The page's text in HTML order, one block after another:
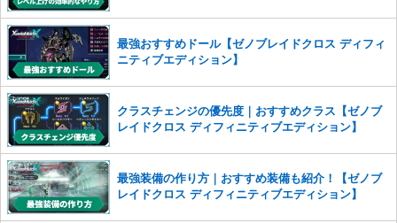
最強おすすめドール【ゼノブレイドクロス ディフィ
ニティブエディション】
クラスチェンジの優先度｜おすすめクラス【ゼノブ
レイドクロス ディフィニティブエディション】
最強装備の作り方｜おすすめ装備も紹介！【ゼノブ
レイドクロス ディフィニティブエディション】